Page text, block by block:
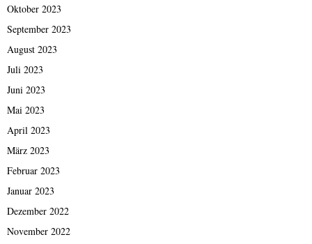
Oktober 2023
September 2023
August 2023
Juli 2023
Juni 2023
Mai 2023
April 2023
März 2023
Februar 2023
Januar 2023
Dezember 2022
November 2022